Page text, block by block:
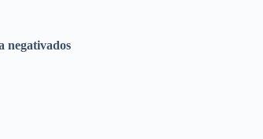
negativados